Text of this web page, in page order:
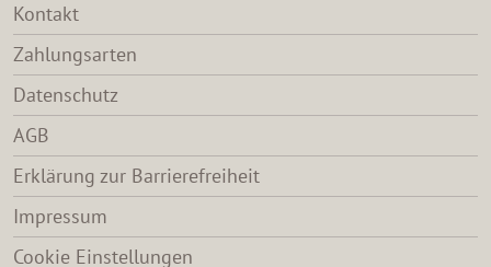
Kontakt
Zahlungsarten
Datenschutz
AGB
Erklärung zur Barrierefreiheit
Impressum
Cookie Einstellungen